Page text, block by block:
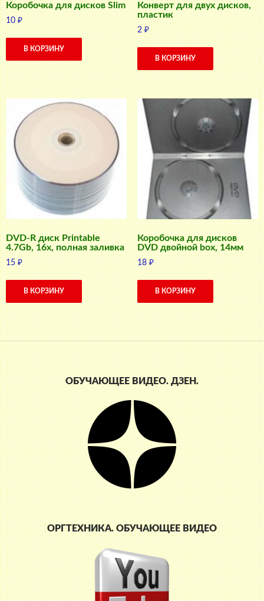
Коробочка для дисков Slim
10₽
В КОРЗИНУ
Конверт для двух дисков,
пластик
2₽
В КОРЗИНУ
DVD-R диск Printable
4.7Gb, 16x, полная заливка
15₽
В КОРЗИНУ
Коробочка для дисков
DVD двойной box, 14мм
18₽
В КОРЗИНУ
ОБУЧАЮЩЕЕ ВИДЕО. ДЗЕН.
ОРГТЕХНИКА. ОБУЧАЮЩЕЕ ВИДЕО